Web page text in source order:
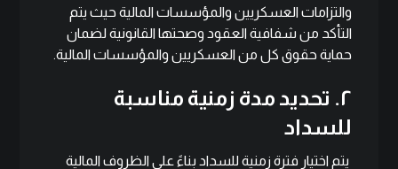
والتزامات العسكريين والمؤسسات المالية حيث يتم
التأكد من شفافية العقود وصحتها القانونية لضمان
حماية حقوق كل من العسكريين و المؤسسات المالية.
٢. تحديد مدة زمنية مناسبة
للسداد
يتم اختيار فترة زمنية للسداد بناءً على الظروف المالية